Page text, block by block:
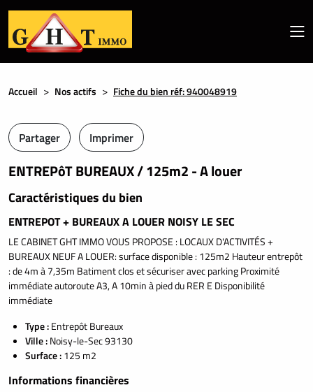
Accueil Nos actifs Fiche du bien réf: 940048919
ENTREPôT BUREAUX / 125m2 - A louer
Caractéristiques du bien
Partager Imprimer
ENTREPOT + BUREAUX A LOUER NOISY LE SEC
LE CABINET GHT IMMO VOUS PROPOSE : LOCAUX D'ACTIVITÉS +
BUREAUX NEUF A LOUER: surface disponible : 125m2 Hauteur entrepôt
: de 4m à 7,35m Batiment clos et sécuriser avec parking Proximité
immédiate autoroute A3, A 10min à pied du RER E Disponibilité
immédiate
Type :Entrepôt Bureaux
Ville :Noisy-le-Sec 93130
Surface :125 m2
Informations financières